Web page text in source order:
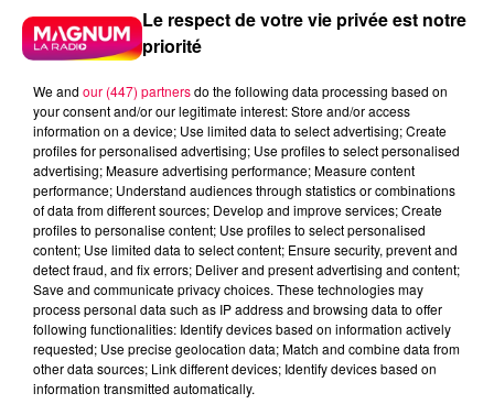
podcasts/2024/04/Les-BoutChoux-Rire-de-tout-
Le respect de votre vie privée est notre
priorité
We and our (447) partnersdo the following data processing based on
your consent and/or our legitimate interest: Store and/or access
information on a device; Use limited data to select advertising; Create
profiles for personalised advertising; Use profiles to select personalised
advertising; Measure advertising performance; Measure content
performance; Understand audiences through statistics or combinations
of data from different sources; Develop and improve services; Create
profiles to personalise content; Use profiles to select personalised
content; Use limited data to select content; Ensure security, prevent and
detect fraud, and fix errors; Deliver and present advertising and content;
Save and communicate privacy choices. These technologies may
process personal data such as IP address and browsing data to offer
following functionalities: Identify devices based on information actively
requested; Use precise geolocation data; Match and combine data from
other data sources; Link different devices; Identify devices based on
information transmitted automatically.